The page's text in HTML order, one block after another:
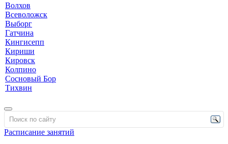
Волхов
Всеволожск
Выборг
Гатчина
Кингисепп
Кириши
Кировск
Колпино
Сосновый Бор
Тихвин
Расписание занятий